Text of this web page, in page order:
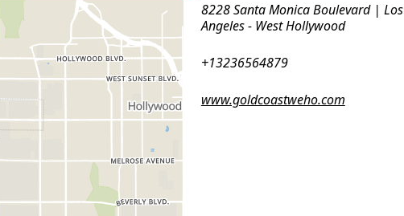
8228 Santa Monica Boulevard | Los
Angeles - West Hollywood
+13236564879
www.goldcoastweho.com